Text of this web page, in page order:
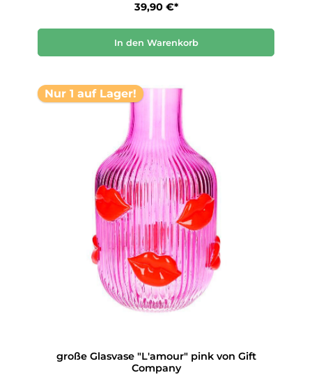
39,90 €*
In den Warenkorb
Nur 1 auf Lager!
große Glasvase "L'amour" pink von Gift
Company